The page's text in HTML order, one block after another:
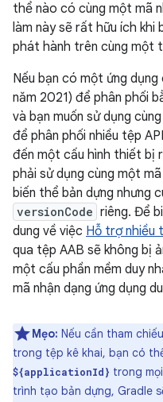
thể nào có cùng một mã
làm này sẽ rất hữu ích khi
phát hành trên cùng một
Nếu bạn có một ứng
năm 2021) để phân phối
và bạn muốn sử dụng
để phân phối nhiều tệp
đến một cấu hình thiết bị
phải sử dụng cùng một
biến thể bản dựng nhưng
versionCode riêng. Để
dung về việc Hỗ trợ nhiều
qua tệp AAB sẽ không bị
một cấu phần mềm duy
mã nhận dạng ứng dụng
Mẹo: Nếu cần tham
trong tệp kê khai, bạn có
${applicationId} trong
trình tạo bản dựng, Gradle